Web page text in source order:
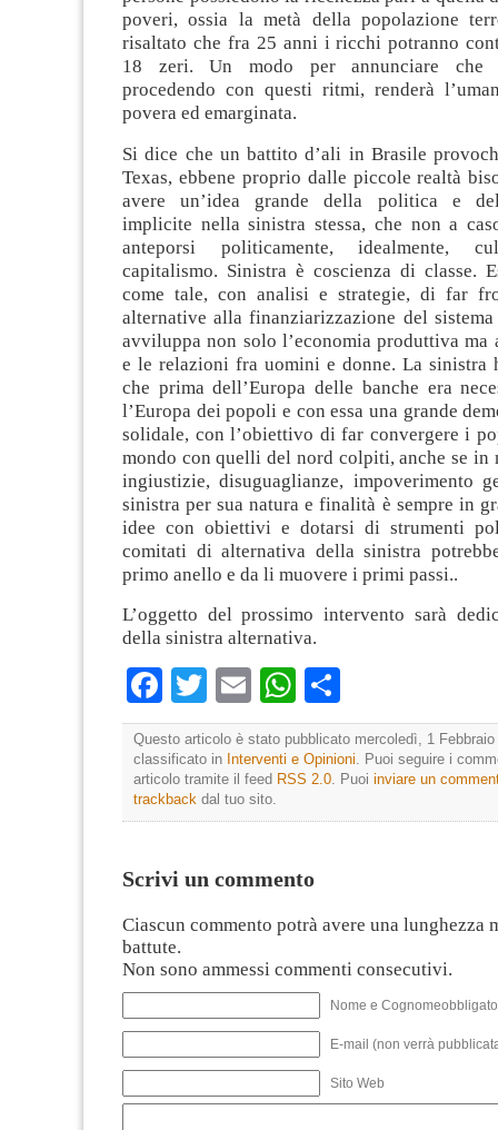
poveri, ossia la metà della popolazione
risaltato che fra 25 anni i ricchi potranno
18 zeri. Un modo per annunciare che
procedendo con questi ritmi, renderà
povera ed emarginata.
Si dice che un battito d’ali in Brasile
Texas, ebbene proprio dalle piccole realtà
avere un’idea grande della politica e
implicite nella sinistra stessa, che non a
anteporsi politicamente, idealmente,
capitalismo. Sinistra è coscienza di classe.
come tale, con analisi e strategie, di far
alternative alla finanziarizzazione del
avviluppa non solo l’economia produttiva ma
e le relazioni fra uomini e donne. La sinistra
che prima dell’Europa delle banche era
l’Europa dei popoli e con essa una grande
solidale, con l’obiettivo di far convergere i
mondo con quelli del nord colpiti, anche se in
ingiustizie, disuguaglianze, impoverimento
sinistra per sua natura e finalità è sempre in
idee con obiettivi e dotarsi di strumenti
comitati di alternativa della sinistra
primo anello e da li muovere i primi passi..
L’oggetto del prossimo intervento sarà
della sinistra alternativa.
Facebook
TwitterEmailWhatsApp
Questo articolo è stato pubblicato mercoledì, 1
classificato in Interventi e Opinioni. Puoi seguire i
articolo tramite il feed RSS 2.0. Puoi inviare un
trackback dal tuo sito.
Scrivi un commento
Ciascun commento potrà avere una lunghezza
battute.
Non sono ammessi commenti consecutivi.
Nome e
E-mail (non verrà
Sito Web